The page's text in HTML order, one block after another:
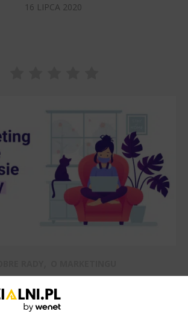
16 LIPCA 2020
obrazy rozprzestrzeniającego się wirusa